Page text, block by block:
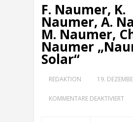
F. Naumer, K.
Naumer, A.
M. Naumer,
Naumer
Solar“
REDAKTION 19.
KOMMENTARE DEAKTIVIERTFÜR